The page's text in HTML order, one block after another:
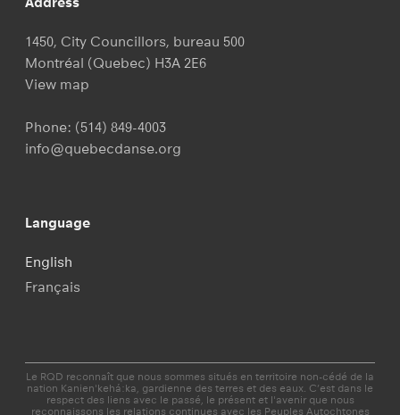
1450, City Councillors, bureau 500
Montréal (Quebec) H3A 2E6
View map
Phone: (514) 849-4003
info@quebecdanse.org
Language
English
Français
Le RQD reconnaît que nous sommes situés en territoire non-cédé de la
nation Kanien'kehá:ka, gardienne des terres et des eaux. C’est dans le
respect des liens avec le passé, le présent et l'avenir que nous
reconnaissons les relations continues avec les Peuples Autochtones